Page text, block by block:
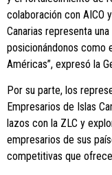
colaboración con AICO
Canarias representa
posicionándonos como
Américas”, expresó la
Por su parte, los
Empresarios de Islas
lazos con la ZLC y
empresarios de sus
competitivas que